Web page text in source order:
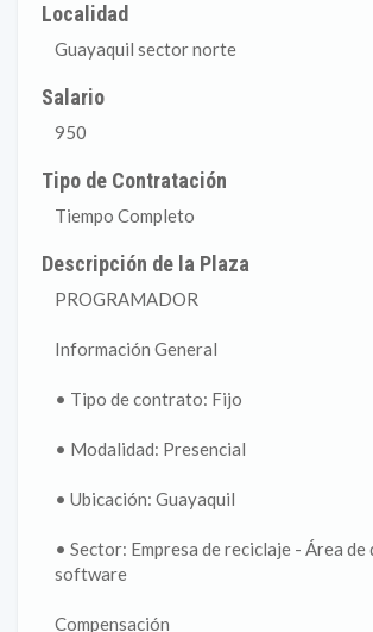
Localidad
Guayaquil sector norte
Salario
950
Tipo de Contratación
Tiempo Completo
Descripción de la Plaza
PROGRAMADOR
Información General
• Tipo de contrato: Fijo
• Modalidad: Presencial
• Ubicación: Guayaquil
• Sector: Empresa de reciclaje - Área
software
Compensación